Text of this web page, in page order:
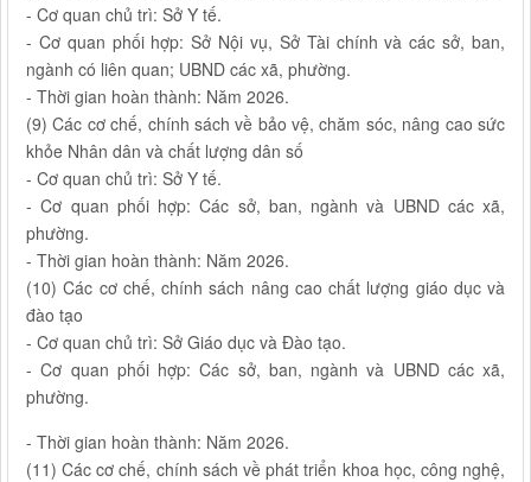
- Cơ quan chủ trì: Sở Y tế.
- Cơ quan phối hợp: Sở Nội vụ, Sở Tài chính và các sở, ban,
ngành có liên quan; UBND các xã, phường.
- Thời gian hoàn thành: Năm 2026.
(9) Các cơ chế, chính sách về bảo vệ, chăm sóc, nâng cao sức
khỏe Nhân dân và chất lượng dân số
- Cơ quan chủ trì: Sở Y tế.
- Cơ quan phối hợp: Các sở, ban, ngành và UBND các xã,
phường.
- Thời gian hoàn thành: Năm 2026.
(10) Các cơ chế, chính sách nâng cao chất lượng giáo dục và
đào tạo
- Cơ quan chủ trì: Sở Giáo dục và Đào tạo.
- Cơ quan phối hợp: Các sở, ban, ngành và UBND các xã,
phường.
- Thời gian hoàn thành: Năm 2026.
(11) Các cơ chế, chính sách về phát triển khoa học, công nghệ,